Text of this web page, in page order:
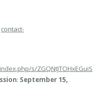
contact-
s/ZGQNtJTOHxEGuiS
: September 15,